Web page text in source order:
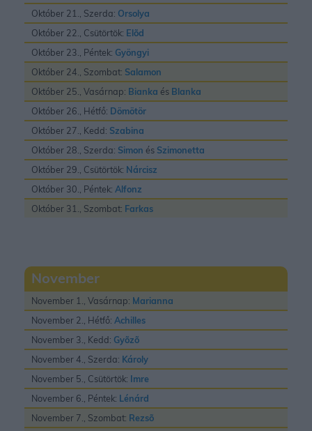
Október 21., Szerda: Orsolya
Október 22., Csütörtök: Elõd
Október 23., Péntek: Gyöngyi
Október 24., Szombat: Salamon
Október 25., Vasárnap: Bianka és Blanka
Október 26., Hétfő: Dömötör
Október 27., Kedd: Szabina
Október 28., Szerda: Simon és Szimonetta
Október 29., Csütörtök: Nárcisz
Október 30., Péntek: Alfonz
Október 31., Szombat: Farkas
November
November 1., Vasárnap: Marianna
November 2., Hétfő: Achilles
November 3., Kedd: Gyõzõ
November 4., Szerda: Károly
November 5., Csütörtök: Imre
November 6., Péntek: Lénárd
November 7., Szombat: Rezsõ